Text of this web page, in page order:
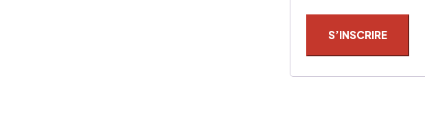
S’INSCRIRE